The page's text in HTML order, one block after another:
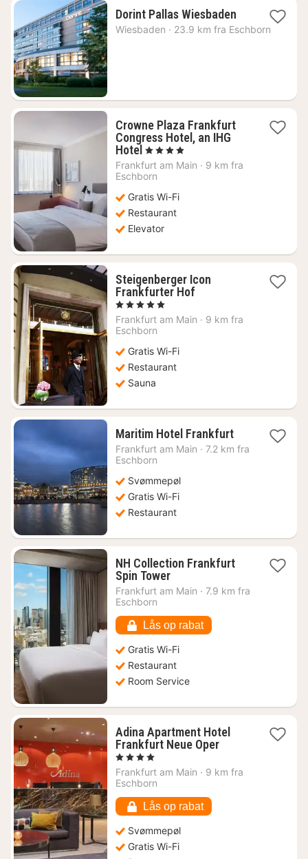
Dorint Pallas Wiesbaden1
nat
Wiesbaden · 23.9 km fra Eschborn
Crowne Plaza Frankfurt
Congress Hotel, an IHG
Hotel 1
nat
fra
kr.
, 4 Stjerner
Frankfurt am Main · 9 km fra
Eschborn
Gratis Wi-Fi
Restaurant
Elevator
Steigenberger Icon
Frankfurter Hof1
fra
, 5 Stjerner
Frankfurt am Main · 9 km fra
Eschborn
Gratis Wi-Fi
Restaurant
Sauna
Maritim Hotel Frankfurt1
nat
Frankfurt am Main · 7.2 km fra
Eschborn
Svømmepøl
Gratis Wi-Fi
Restaurant
NH Collection Frankfurt
Spin Tower1
nat
kr.
Frankfurt am Main · 7.9 km fra
Eschborn
Lås op rabat
Gratis Wi-Fi
Restaurant
Room Service
Adina Apartment Hotel
Frankfurt Neue Oper1
fra
, 4 Stjerner
Frankfurt am Main · 9 km fra
Eschborn
Lås op rabat
Svømmepøl
Gratis Wi-Fi